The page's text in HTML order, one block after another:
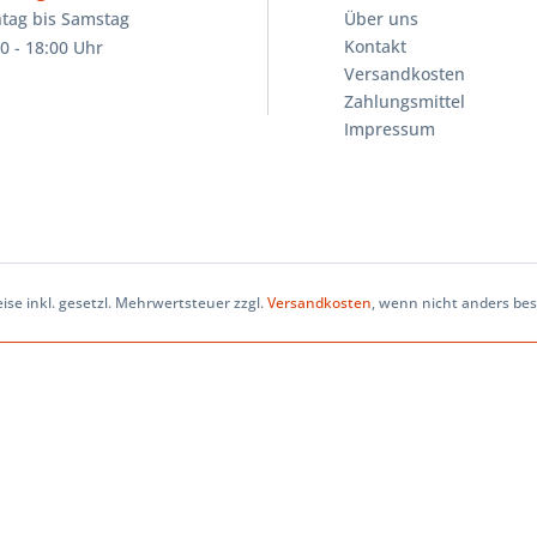
bis Samstag
- 18:00 Uhr
Über uns
Kontakt
Versandkosten
Zahlungsmittel
Impressum
inkl. gesetzl. Mehrwertsteuer zzgl.Versandkosten, wenn nicht anders